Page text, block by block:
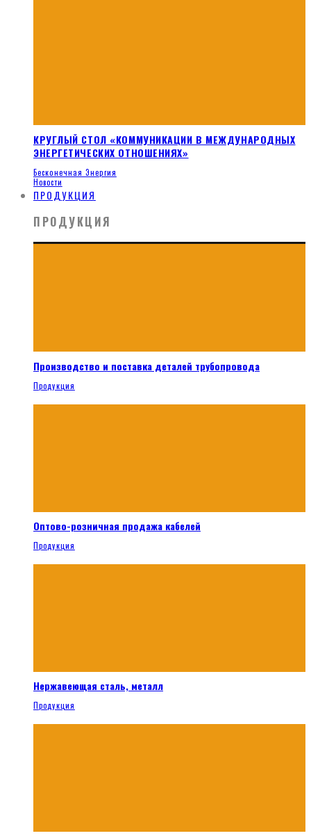
КРУГЛЫЙ СТОЛ «КОММУНИКАЦИИ В МЕЖДУНАРОДНЫХ
ЭНЕРГЕТИЧЕСКИХ ОТНОШЕНИЯХ»
Бесконечная Энергия
Новости
ПРОДУКЦИЯ
ПРОДУКЦИЯ
Производство и поставка деталей трубопровода
Продукция
Оптово-розничная продажа кабелей
Продукция
Нержавеющая сталь, металл
Продукция